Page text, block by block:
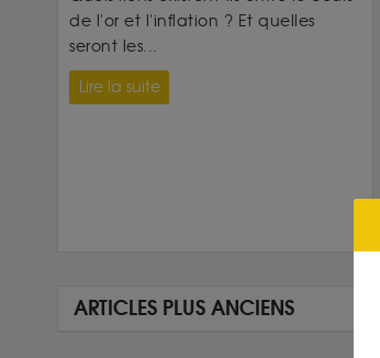
de l'or et l'inflation ? Et quelles
seront les...
Lire la suite
ARTICLES PLUS ANCIENS